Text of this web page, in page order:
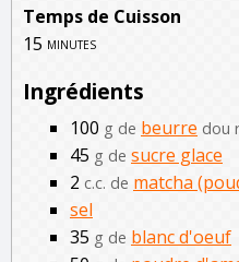
Temps de Cuisson
15 minutes
Ingrédients
100 g de beurre dou
45 g de sucre glace
2 c.c. de matcha
sel
35 g de blanc d'oeuf